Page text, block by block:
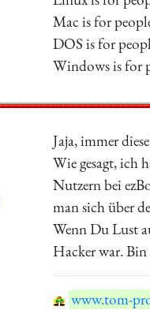
Mac is for
DOS is for
Windows is for
Jaja, immer
Wie gesagt, ich
Nutzern bei
man sich über
Wenn Du Lust
Hacker war. Bin
www.tom-